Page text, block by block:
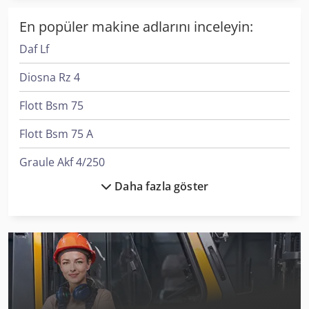
En popüler makine adlarını inceleyin:
Daf Lf
Diosna Rz 4
Flott Bsm 75
Flott Bsm 75 A
Graule Akf 4/250
Graule Akf 6/250
Graule Zs 135 N
Graule Zs 170
Graule Zs 170 N
Daha fazla göster